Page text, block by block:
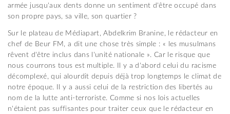
armée jusqu'aux dents donne un sentiment d'être occupé dans
son propre pays, sa ville, son quartier ?
Sur le plateau de Médiapart, Abdelkrim Branine, le rédacteur en
chef de Beur FM, a dit une chose très simple : « les musulmans
rêvent d'être inclus dans l'unité nationale ». Car le risque que
nous courrons tous est multiple. Il y a d'abord celui du racisme
décomplexé, qui alourdit depuis déjà trop longtemps le climat de
notre époque. Il y a aussi celui de la restriction des libertés au
nom de la lutte anti-terroriste. Comme si nos lois actuelles
n'étaient pas suffisantes pour traiter ceux que le rédacteur en